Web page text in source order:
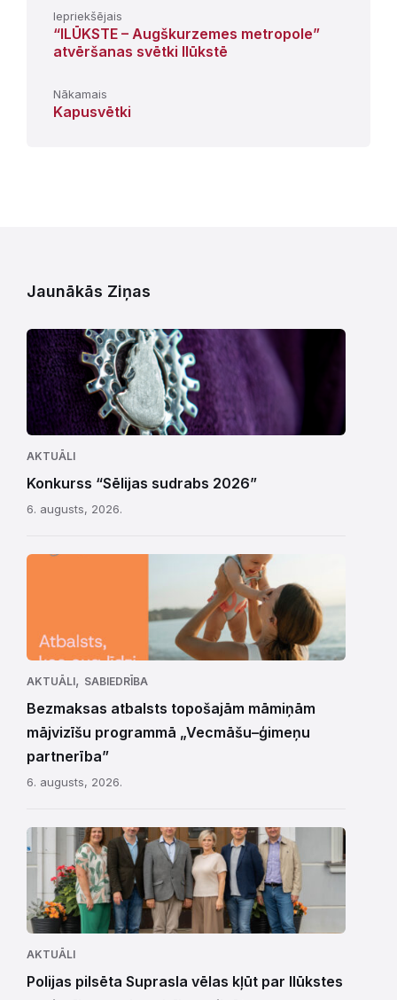
Iepriekšējais
“ILŪKSTE – Augškurzemes metropole”
atvēršanas svētki Ilūkstē
Nākamais
Kapusvētki
Jaunākās Ziņas
AKTUĀLI
Konkurss “Sēlijas sudrabs 2026”
6. augusts, 2026.
AKTUĀLI, SABIEDRĪBA
Bezmaksas atbalsts topošajām māmiņām
mājvizīšu programmā „Vecmāšu–ģimeņu
partnerība”
6. augusts, 2026.
AKTUĀLI
Polijas pilsēta Suprasla vēlas kļūt par Ilūkstes